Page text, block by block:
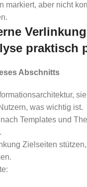
markiert, aber nicht
praktisch
Abschnitts
was wichtig ist.
Templates und
Zielseiten